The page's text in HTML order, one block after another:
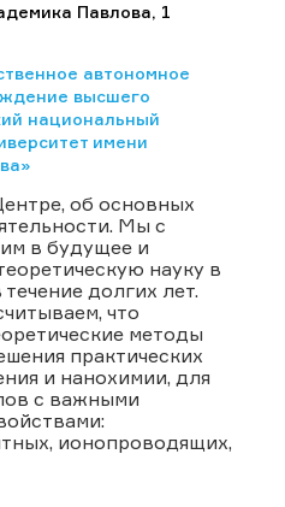
Павлова, 1
автономное
высшего
национальный
имени
об основных
Мы с
в будущее и
науку в
долгих лет.
что
методы
практических
и нанохимии, для
с важными
ионопроводящих,